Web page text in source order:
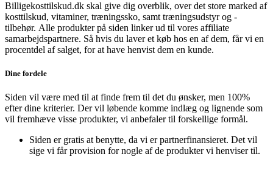
Billigekosttilskud.dk skal give dig overblik, over det store marked af
kosttilskud, vitaminer, træningssko, samt træningsudstyr og -
tilbehør. Alle produkter på siden linker ud til vores affiliate
samarbejdspartnere. Så hvis du laver et køb hos en af dem, får vi en
procentdel af salget, for at have henvist dem en kunde.
Dine fordele
Siden vil være med til at finde frem til det du ønsker, men 100%
efter dine kriterier. Der vil løbende komme indlæg og lignende som
vil fremhæve visse produkter, vi anbefaler til forskellige formål.
Siden er gratis at benytte, da vi er partnerfinansieret. Det vil
sige vi får provision for nogle af de produkter vi henviser til.